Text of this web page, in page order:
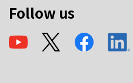
Follow us